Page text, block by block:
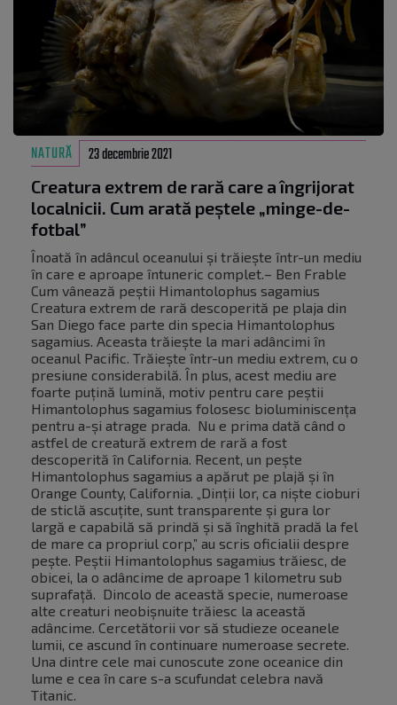
NATURĂ 23 decembrie 2021
Creatura extrem de rară care a îngrijorat
localnicii. Cum arată peștele „minge-de-
fotbal”
Înoată în adâncul oceanului și trăiește într-un mediu
în care e aproape întuneric complet.– Ben Frable
Cum vânează peștii Himantolophus sagamius
Creatura extrem de rară descoperită pe plaja din
San Diego face parte din specia Himantolophus
sagamius. Aceasta trăiește la mari adâncimi în
oceanul Pacific. Trăiește într-un mediu extrem, cu o
presiune considerabilă. În plus, acest mediu are
foarte puțină lumină, motiv pentru care peștii
Himantolophus sagamius folosesc bioluminiscența
pentru a-și atrage prada. Nu e prima dată când o
astfel de creatură extrem de rară a fost
descoperită în California. Recent, un pește
Himantolophus sagamius a apărut pe plajă și în
Orange County, California. „Dinții lor, ca niște cioburi
de sticlă ascuțite, sunt transparente și gura lor
largă e capabilă să prindă și să înghită pradă la fel
de mare ca propriul corp,” au scris oficialii despre
pește. Peștii Himantolophus sagamius trăiesc, de
obicei, la o adâncime de aproape 1 kilometru sub
suprafață. Dincolo de această specie, numeroase
alte creaturi neobișnuite trăiesc la această
adâncime. Cercetătorii vor să studieze oceanele
lumii, ce ascund în continuare numeroase secrete.
Una dintre cele mai cunoscute zone oceanice din
lume e cea în care s-a scufundat celebra navă
Titanic.